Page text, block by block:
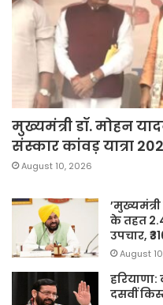
मुख्यमंत्री डॉ. मोहन
संस्कार कांवड़ यात्रा
August 10, 2026
के तहत
उपचार,
August
हरियाणा:
दसवीं